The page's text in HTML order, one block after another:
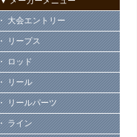
・ 大会エントリー
・ リープス
・ ロッド
・ リール
・ リールパーツ
・ ライン